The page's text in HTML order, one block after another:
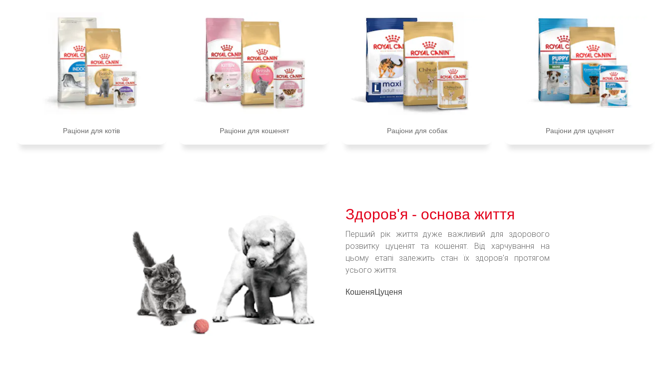
Раціони для котів Раціони для кошенят Раціони для собак Раціони для цуценят
Здоров'я - основа життя
Перший рік життя дуже важливий для здорового
розвитку цуценят та кошенят. Від харчування на
цьому етапі залежить стан їх здоров'я протягом
усього життя.
Кошеня Цуценя